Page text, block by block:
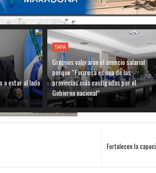
a estar al lado
TAPA
Gremios valoraron el anuncio salarial
porque “Formosa es una de las
provincias más castigadas por el
Gobierno nacional”
Fortalecen la